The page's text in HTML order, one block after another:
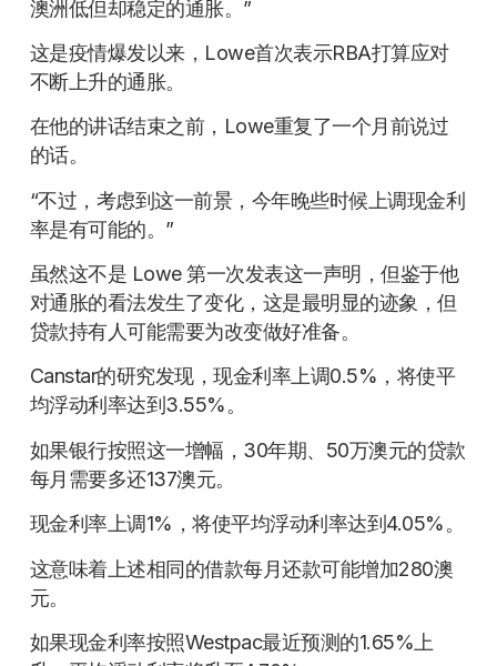
澳洲低但却稳定的通胀。”
这是疫情爆发以来，Lowe首次表示RBA打算应对
不断上升的通胀。
在他的讲话结束之前，Lowe重复了一个月前说过
的话。
“不过，考虑到这一前景，今年晚些时候上调现金利
率是有可能的。”
虽然这不是 Lowe 第一次发表这一声明，但鉴于他
对通胀的看法发生了变化，这是最明显的迹象，但
贷款持有人可能需要为改变做好准备。
Canstar的研究发现，现金利率上调0.5%，将使平
均浮动利率达到3.55%。
如果银行按照这一增幅，30年期、50万澳元的贷款
每月需要多还137澳元。
现金利率上调1%，将使平均浮动利率达到4.05%。
这意味着上述相同的借款每月还款可能增加280澳
元。
如果现金利率按照Westpac最近预测的1.65%上